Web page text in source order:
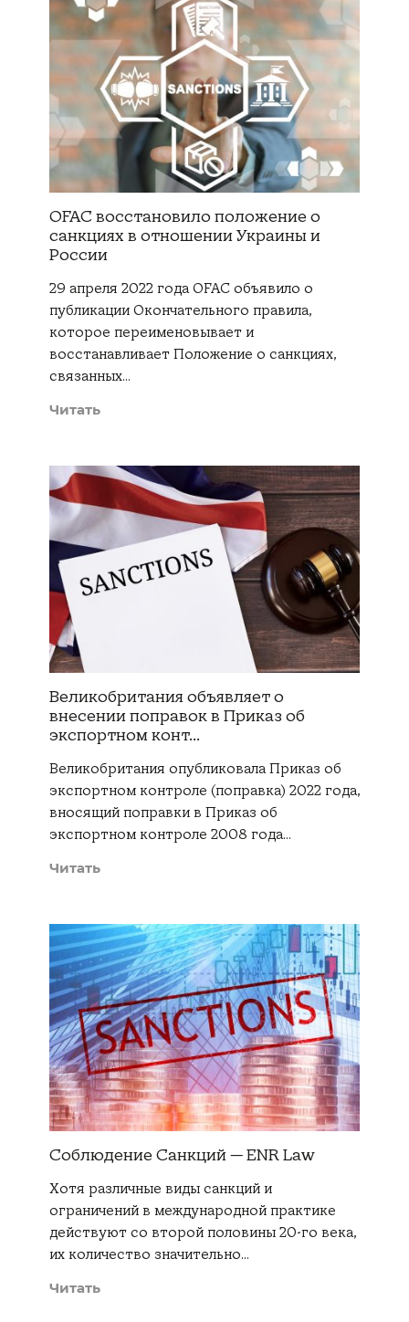
OFAC восстановило положение о
санкциях в отношении Украины и
России
29 апреля 2022 года OFAC объявило о
публикации Окончательного правила,
которое переименовывает и
восстанавливает Положение о санкциях,
связанных…
Читать
Великобритания объявляет о
внесении поправок в Приказ об
экспортном конт...
Великобритания опубликовала Приказ об
экспортном контроле (поправка) 2022 года,
вносящий поправки в Приказ об
экспортном контроле 2008 года…
Читать
Cоблюдение Cанкций — ENR Law
Хотя различные виды санкций и
ограничений в международной практике
действуют со второй половины 20-го века,
их количество значительно…
Читать